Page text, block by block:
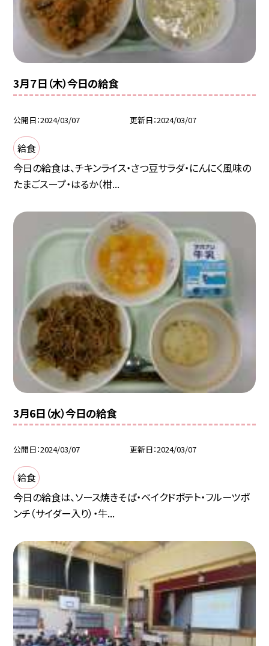
3月７日（木）今日の給食
公開日 2024/03/07 更新日 2024/03/07
給食
今日の給食は、チキンライス・さつ豆サラダ・にんにく風味の
たまごスープ・はるか（柑...
3月6日（水）今日の給食
公開日 2024/03/07 更新日 2024/03/07
給食
今日の給食は、ソース焼きそば・ベイクドポテト・フルーツポ
ンチ（サイダー入り）・牛...